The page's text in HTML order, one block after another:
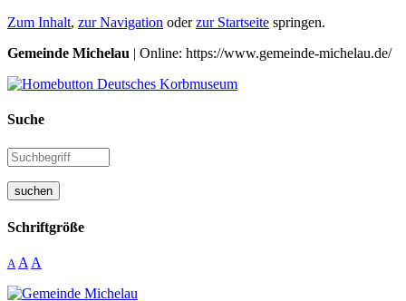
Zum Inhalt, zur Navigation oderzur Startseite springen.
Gemeinde Michelau | Online: https://www.gemeinde-michelau.de/
Suche
suchen
Schriftgröße
A A A